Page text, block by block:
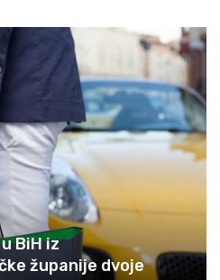
BiH iz
županije dvoje